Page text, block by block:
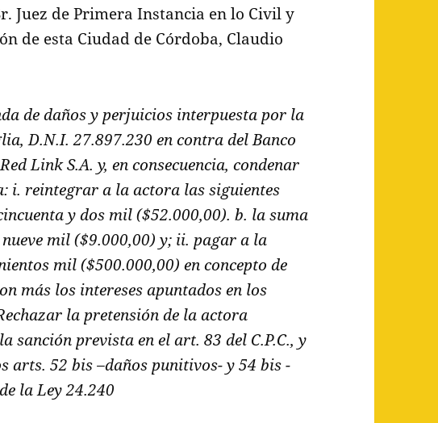
Juez de Primera Instancia en lo Civil y
de esta Ciudad de Córdoba, Claudio
de daños y perjuicios interpuesta por la
D.N.I. 27.897.230 en contra del Banco
Link S.A. y, en consecuencia, condenar
i. reintegrar a la actora las siguientes
y dos mil ($52.000,00). b. la suma
mil ($9.000,00) y; ii. pagar a la
mil ($500.000,00) en concepto de
más los intereses apuntados en los
la pretensión de la actora
sanción prevista en el art. 83 del C.P.C., y
arts. 52 bis –daños punitivos- y 54 bis -
la Ley 24.240